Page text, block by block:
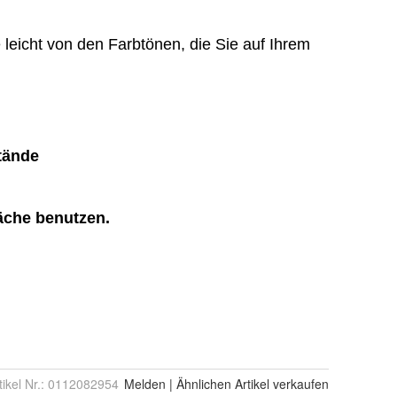
Nr.: 0112082954 Melden | Ähnlichen Artikel verkaufen